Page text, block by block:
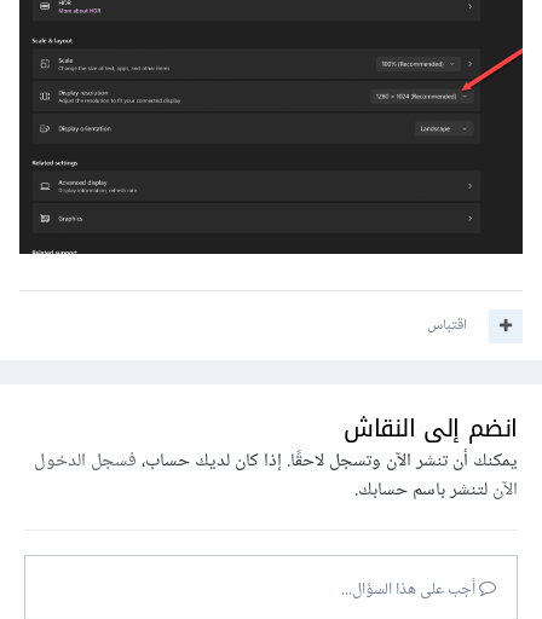
اقتباس
انضم إلى النقاش
يمكنك أن تنشر الآن وتسجل لاحقًا. إذا كان لديك حساب،فسجل الدخول
الآنلتنشر باسم حسابك.
أجب على هذا السؤال...